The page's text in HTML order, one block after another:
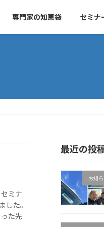
専門家の知恵袋 セミナ
ミナ
した。
た先
最近の投
お知